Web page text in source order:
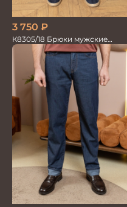
3 750 ₽
К8305/18 Брюки мужские
т.синие